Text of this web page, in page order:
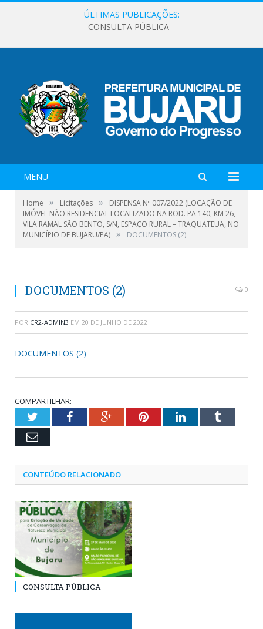
ÚLTIMAS PUBLICAÇÕES:
CONSULTA PÚBLICA
MENU
Home » Licitações »
DISPENSA Nº 007/2022 (LOCAÇÃO DE
IMÓVEL NÃO RESIDENCIAL LOCALIZADO NA ROD. PA 140, KM 26,
VILA RAMAL SÃO BENTO, S/N, ESPAÇO RURAL – TRAQUATEUA, NO
MUNICÍPIO DE BUJARU/PA) » DOCUMENTOS (2)
DOCUMENTOS (2) 0
POR CR2-ADMIN3 EM 20 DE JUNHO DE 2022
DOCUMENTOS (2)
COMPARTILHAR:
TwitterFacebookGoogle+PinterestLinkedInTumblr
Email
CONTEÚDO RELACIONADO
CONSULTA PÚBLICA